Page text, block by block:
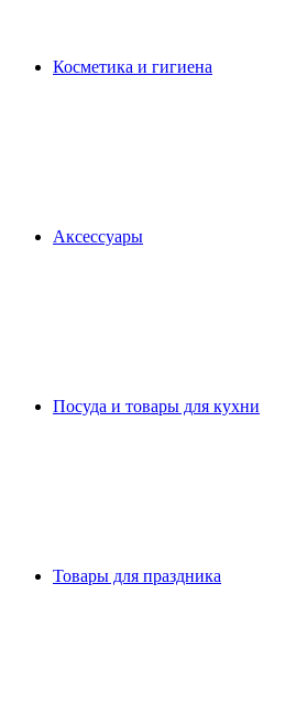
Косметика и гигиена
Аксессуары
Посуда и товары для кухни
Товары для праздника